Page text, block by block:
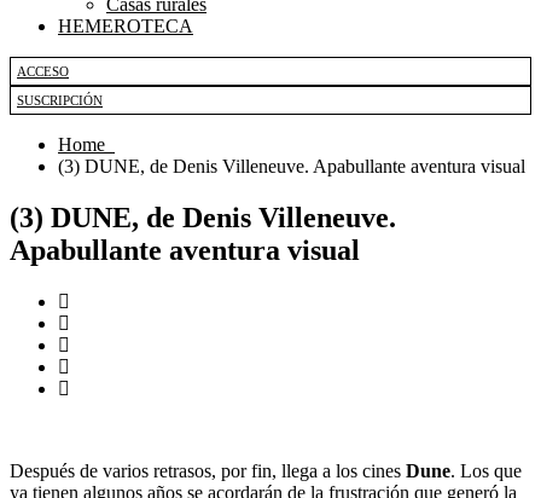
Casas rurales
HEMEROTECA
ACCESO
SUSCRIPCIÓN
Home
(3) DUNE, de Denis Villeneuve. Apabullante aventura visual
(3) DUNE, de Denis Villeneuve.
Apabullante aventura visual
Después de varios retrasos, por fin, llega a los cines Dune. Los que
ya tienen algunos años se acordarán de la frustración que generó la